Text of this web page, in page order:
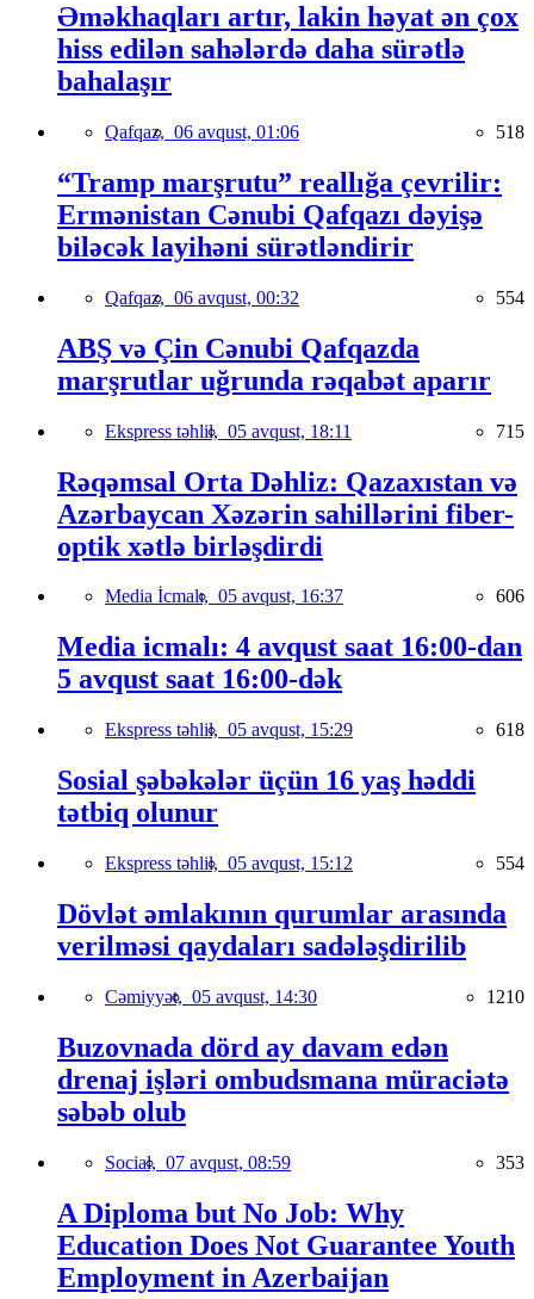
Əməkhaqları artır, lakin həyat ən çox
hiss edilən sahələrdə daha sürətlə
bahalaşır
Qafqaz, 06 avqust, 01:06 518
“Tramp marşrutu” reallığa çevrilir:
Ermənistan Cənubi Qafqazı dəyişə
biləcək layihəni sürətləndirir
Qafqaz, 06 avqust, 00:32 554
ABŞ və Çin Cənubi Qafqazda
marşrutlar uğrunda rəqabət aparır
Ekspress təhlil, 05 avqust, 18:11 715
Rəqəmsal Orta Dəhliz: Qazaxıstan və
Azərbaycan Xəzərin sahillərini fiber-
optik xətlə birləşdirdi
Media İcmalı, 05 avqust, 16:37 606
Media icmalı: 4 avqust saat 16:00-dan
5 avqust saat 16:00-dək
Ekspress təhlil, 05 avqust, 15:29 618
Sosial şəbəkələr üçün 16 yaş həddi
tətbiq olunur
Ekspress təhlil, 05 avqust, 15:12 554
Dövlət əmlakının qurumlar arasında
verilməsi qaydaları sadələşdirilib
Cəmiyyət, 05 avqust, 14:30 1210
Buzovnada dörd ay davam edən
drenaj işləri ombudsmana müraciətə
səbəb olub
Social, 07 avqust, 08:59 353
A Diploma but No Job: Why
Education Does Not Guarantee Youth
Employment in Azerbaijan